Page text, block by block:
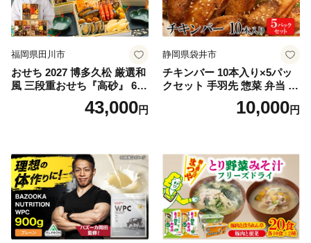
福岡県田川市
おせち 2027 博多久松 厳選和
風 三段重おせち『高砂』 6.5
寸 3段重 2～3人前 おせち料
理 重箱 お正月 冷凍おせち 縁
ち 本格おせち おせち予約 年
末 年始 お取り寄せ 新春 贅沢
おせち こだわりおせち 惣菜
老舗おせち ふるさと納税お
せち 御節 お節料理 正月 調理
不要 おせち料理2027
43,000円
静岡県袋井市
チキンバー 10本入り×5パッ
クセット 手羽先 惣菜 弁当 お
かず お酒 おつまみ ギフト キ
ャンプ アウトドア キャンプ
10,000円